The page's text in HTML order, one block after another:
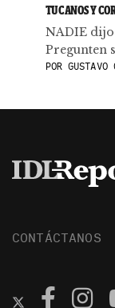
TUCANOS Y
NADIE
Pregunten
POR
CONTÁCTANOS